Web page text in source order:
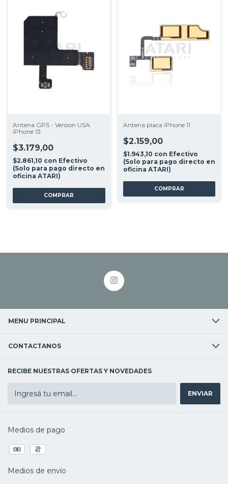
Antena GPS - Version USA
iPhone 13
$3.179,00
$2.861,10 con Efectivo
(Solo para pago directo en
oficina ATARI)
Antena placa iPhone 11
$2.159,00
$1.943,10 con Efectivo
(Solo para pago directo en
oficina ATARI)
MENU PRINCIPAL
CONTACTANOS
RECIBE NUESTRAS OFERTAS Y NOVEDADES
Medios de pago
Medios de envío